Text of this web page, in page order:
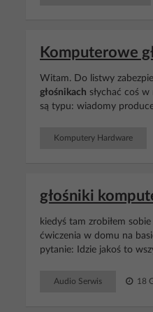
Komputerowe
Witam. Do listwy
głośnikach słychać coś
są typu: wiadomy
Komputery Hardware
głośniki
kiedyś tam zrobiłem
ćwiczenia w domu na
pytanie: Idzie jakoś to
Audio Serwis 18